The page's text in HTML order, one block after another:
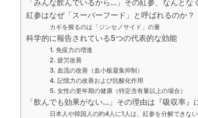
「みんな飲んでいるから…」その紅参、なんとな
紅参はなぜ「スーパーフード」と呼ばれるのか？
カギを握るのは「ジンセノサイド」の量
科学的に報告されている5つの代表的な効能
1. 免疫力の増進
2. 疲労改善
3. 血流の改善（血小板凝集抑制）
4. 記憶力の改善および抗酸化作用
5. 女性の更年期の健康（特定含有量以上の場合）
「飲んでも効果がない…」その理由は『吸収率』
日本人や韓国人の約4人に1人は、紅参を分解できない